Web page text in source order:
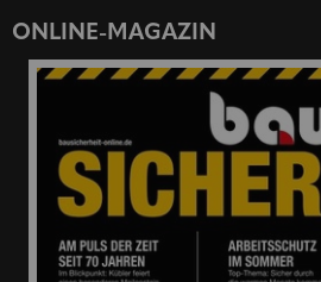
ONLINE-MAGAZIN